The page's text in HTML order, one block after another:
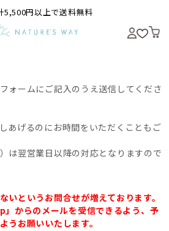
5,500円以上で送料無料
ォームにご記入のうえ送信してくださ
あげるのにお時間をいただくこともご
は翌営業日以降の対応となりますので
というお問合せが増えております。
からのメールを受信できるよう、予
うお願いいたします。